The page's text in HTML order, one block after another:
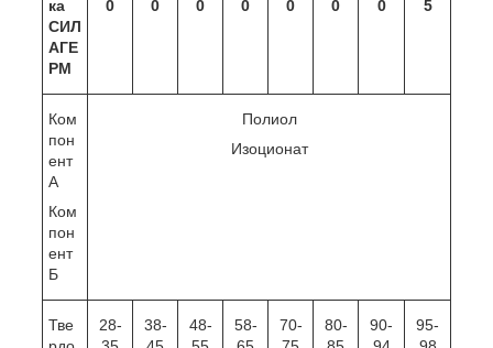
ка
СИЛ
АГЕ
РМ
0 0 0 0 0 0 0 5
Ком
пон
ент
А
Ком
пон
ент
Б
Полиол
Изоционат
Тве
28-
38-
48-
58-
70-
80-
90-
95-